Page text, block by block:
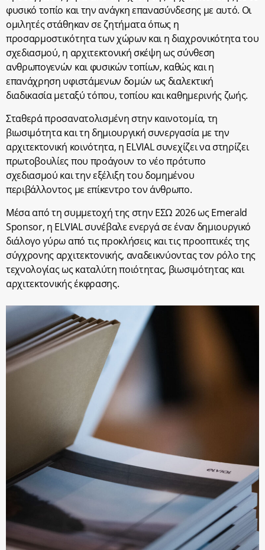
φυσικό τοπίο και την ανάγκη επανασύνδεσης με αυτό. Οι
ομιλητές στάθηκαν σε ζητήματα όπως η
προσαρμοστικότητα των χώρων και η διαχρονικότητα του
σχεδιασμού, η αρχιτεκτονική σκέψη ως σύνθεση
ανθρωπογενών και φυσικών τοπίων, καθώς και η
επανάχρηση υφιστάμενων δομών ως διαλεκτική
διαδικασία μεταξύ τόπου, τοπίου και καθημερινής ζωής.
Σταθερά προσανατολισμένη στην καινοτομία, τη
βιωσιμότητα και τη δημιουργική συνεργασία με την
αρχιτεκτονική κοινότητα, η ELVIAL συνεχίζει να στηρίζει
πρωτοβουλίες που προάγουν το νέο πρότυπο
σχεδιασμού και την εξέλιξη του δομημένου
περιβάλλοντος με επίκεντρο τον άνθρωπο.
Μέσα από τη συμμετοχή της στην ΕΣΩ 2026 ως Emerald
Sponsor, η ELVIAL συνέβαλε ενεργά σε έναν δημιουργικό
διάλογο γύρω από τις προκλήσεις και τις προοπτικές της
σύγχρονης αρχιτεκτονικής, αναδεικνύοντας τον ρόλο της
τεχνολογίας ως καταλύτη ποιότητας, βιωσιμότητας και
αρχιτεκτονικής έκφρασης.